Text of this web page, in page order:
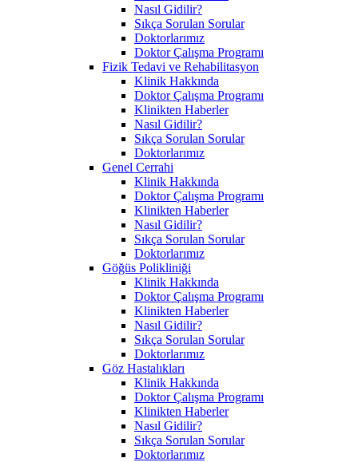
Nasıl Gidilir?
Sıkça Sorulan Sorular
Doktorlarımız
Doktor Çalışma Programı
Fizik Tedavi ve Rehabilitasyon
Klinik Hakkında
Doktor Çalışma Programı
Klinikten Haberler
Nasıl Gidilir?
Sıkça Sorulan Sorular
Doktorlarımız
Genel Cerrahi
Klinik Hakkında
Doktor Çalışma Programı
Klinikten Haberler
Nasıl Gidilir?
Sıkça Sorulan Sorular
Doktorlarımız
Göğüs Polikliniği
Klinik Hakkında
Doktor Çalışma Programı
Klinikten Haberler
Nasıl Gidilir?
Sıkça Sorulan Sorular
Doktorlarımız
Göz Hastalıkları
Klinik Hakkında
Doktor Çalışma Programı
Klinikten Haberler
Nasıl Gidilir?
Sıkça Sorulan Sorular
Doktorlarımız